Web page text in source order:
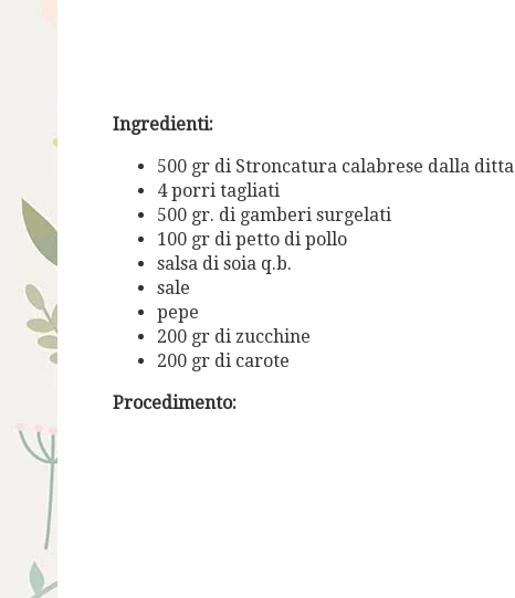
Ingredienti:
500 gr di Stroncatura calabrese dalla ditta
4 porri tagliati
500 gr. di gamberi surgelati
100 gr di petto di pollo
salsa di soia q.b.
sale
pepe
200 gr di zucchine
200 gr di carote
Procedimento: